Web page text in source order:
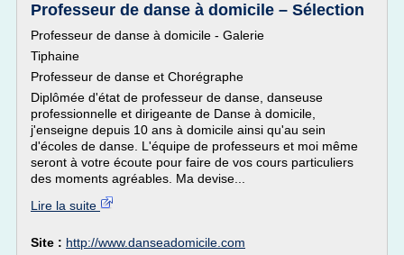
Professeur de danse à domicile – Sélection
Professeur de danse à domicile - Galerie
Tiphaine
Professeur de danse et Chorégraphe
Diplômée d'état de professeur de danse, danseuse
professionnelle et dirigeante de Danse à domicile,
j'enseigne depuis 10 ans à domicile ainsi qu'au sein
d'écoles de danse. L'équipe de professeurs et moi même
seront à votre écoute pour faire de vos cours particuliers
des moments agréables. Ma devise...
Lire la suite
Site : http://www.danseadomicile.com